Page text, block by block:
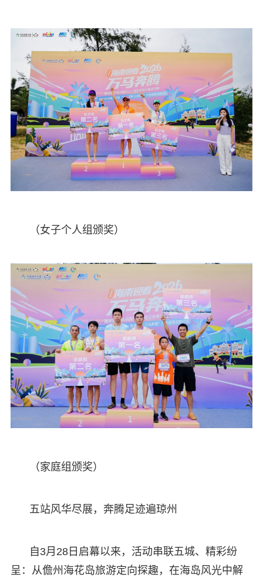
（女子个人组颁奖）
（家庭组颁奖）
五站风华尽展，奔腾足迹遍琼州
自3月28日启幕以来，活动串联五城、精彩纷
呈：从儋州海花岛旅游定向探趣，在海岛风光中解